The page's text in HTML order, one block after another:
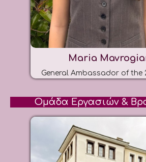
Maria
General Ambassador of the
Ομάδα Εργασιών &